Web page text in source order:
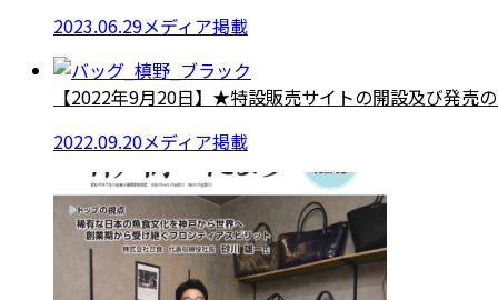
2023.06.29メディア掲載
【2022年9月20日】★特設販売サイトの開設及び発売
2022.09.20メディア掲載